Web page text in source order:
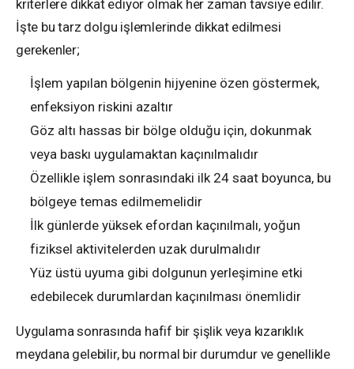
kriterlere dikkat ediyor olmak her zaman tavsiye edilir.
İşte bu tarz dolgu işlemlerinde dikkat edilmesi
gerekenler;
İşlem yapılan bölgenin hijyenine özen göstermek,
enfeksiyon riskini azaltır
Göz altı hassas bir bölge olduğu için, dokunmak
veya baskı uygulamaktan kaçınılmalıdır
Özellikle işlem sonrasındaki ilk 24 saat boyunca, bu
bölgeye temas edilmemelidir
İlk günlerde yüksek efordan kaçınılmalı, yoğun
fiziksel aktivitelerden uzak durulmalıdır
Yüz üstü uyuma gibi dolgunun yerleşimine etki
edebilecek durumlardan kaçınılması önemlidir
Uygulama sonrasında hafif bir şişlik veya kızarıklık
meydana gelebilir, bu normal bir durumdur ve genellikle